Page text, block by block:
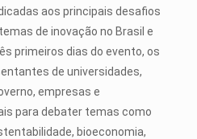
aos principais desafios
de inovação no Brasil e
primeiros dias do evento, os
de universidades,
empresas e
para debater temas como
bioeconomia,